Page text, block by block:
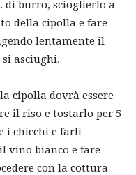
di burro, scioglierlo a
della cipolla e fare
lentamente il
asciughi.
cipolla dovrà essere
il riso e tostarlo per 5
i chicchi e farli
vino bianco e fare
con la cottura